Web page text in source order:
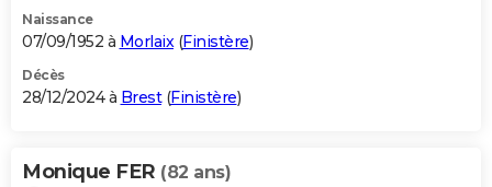
Naissance
07/09/1952 à Morlaix(Finistère)
Décès
28/12/2024 à Brest(Finistère)
Monique FER (82 ans)